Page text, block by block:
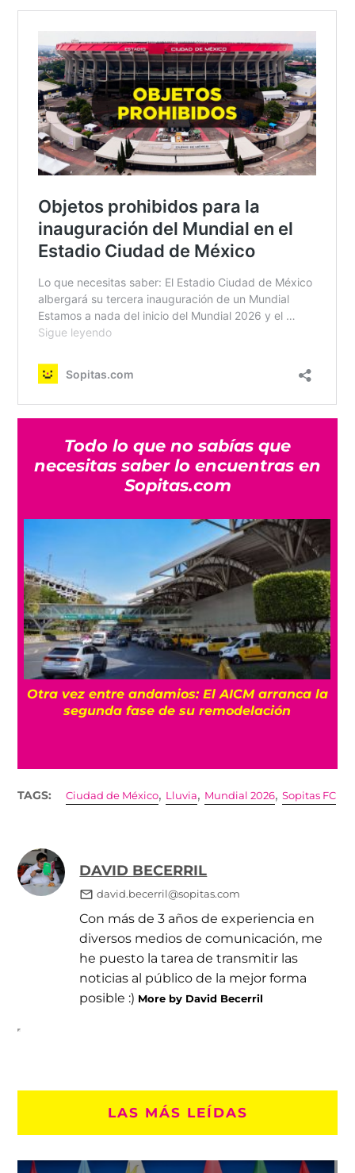
Todo lo que no sabías que
necesitas saber lo encuentras en
Sopitas.com
Otra vez entre andamios: El AICM arranca la
segunda fase de su remodelación
TAGS: Ciudad de México, Lluvia, Mundial 2026,Sopitas FC
DAVID BECERRIL
david.becerril@sopitas.com
Con más de 3 años de experiencia en
diversos medios de comunicación, me
he puesto la tarea de transmitir las
noticias al público de la mejor forma
posible :) More by David Becerril
LAS MÁS LEÍDAS